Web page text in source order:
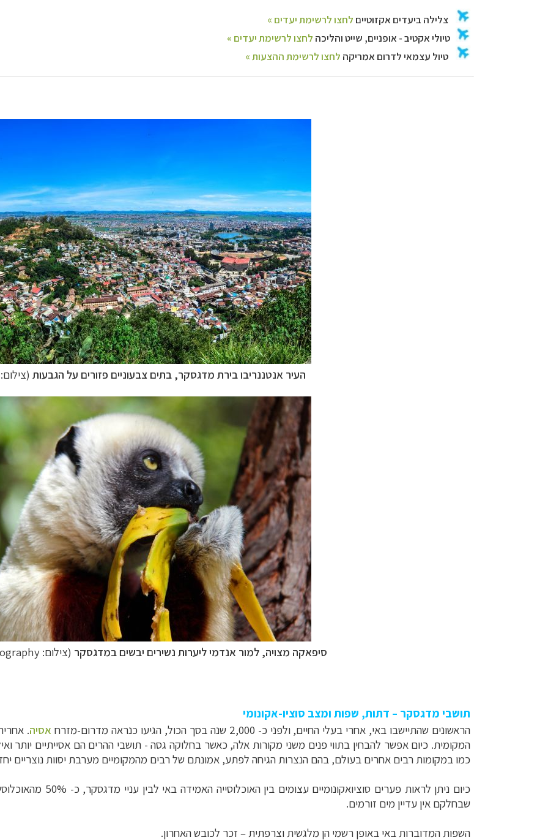
העיר אנטננריבובירת מדגסקר, בתים צבעוניים פזורים על הגבעות (צילום: gaelgogo)
סיפאקה מצויה, למור אנדמי ליערות נשירים יבשים במדגסקר (צילום: Goddard Photography)
תושבי מדגסקר – דתות, שפות ומצב סוציו-אקונומי
הראשונים שהתיישבו באי, אחרי בעלי החיים, ולפני כ- 2,000 שנה בסך הכול, הגיעו כנראה מדרום-מזרח
אסיה.
המקומית. כיום אפשר להבחין בתווי פנים משני מקורות אלה, כאשר בחלוקה גסה - תושבי ההרים הם אסייתיים יותר
כמו במקומות רבים אחרים בעולם, בהם הנצרות הגיחה לפתע, אמונתם של רבים מהמקומיים מערבת יסוות נוצריים
שבחלקם אין עדיין מים זורמים.
השפות המדוברות באי באופן רשמי הן מלגשית וצרפתית – זכר לכובש האחרון.